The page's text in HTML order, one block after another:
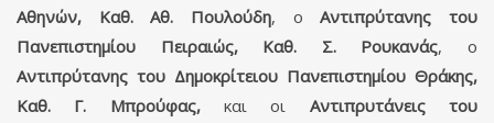
Αθηνών, Καθ. Αθ. Πουλούδη, οΑντιπρύτανης του
Πανεπιστημίου Πειραιώς, Καθ. Σ. Ρουκανάς, ο
Αντιπρύτανης του Δημοκρίτειου Πανεπιστημίου Θράκης,
Καθ. Γ. Μπρούφας,και οι Αντιπρυτάνεις του